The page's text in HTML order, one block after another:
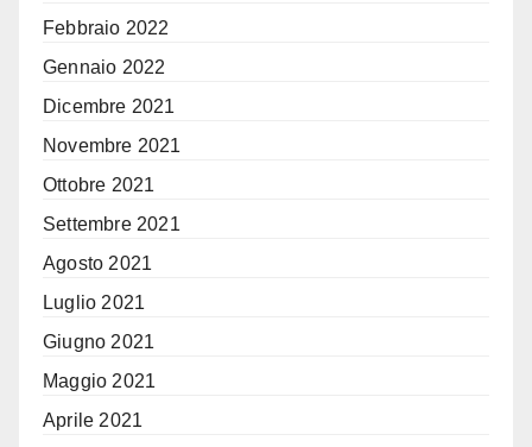
Febbraio 2022
Gennaio 2022
Dicembre 2021
Novembre 2021
Ottobre 2021
Settembre 2021
Agosto 2021
Luglio 2021
Giugno 2021
Maggio 2021
Aprile 2021